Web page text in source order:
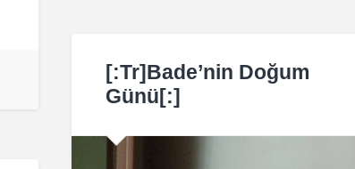
[:tr]Bade’nin Doğum
Günü[:]